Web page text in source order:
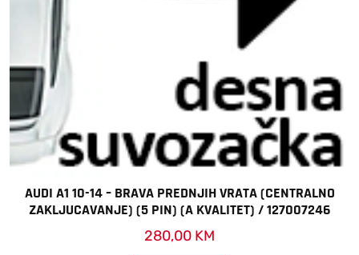
AUDI A1 10-14 – BRAVA PREDNJIH VRATA (CENTRALNO
ZAKLJUCAVANJE) (5 PIN) (A KVALITET) / 127007246
280,00 KM